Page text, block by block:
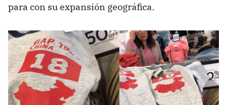
para con su expansión geográfica.